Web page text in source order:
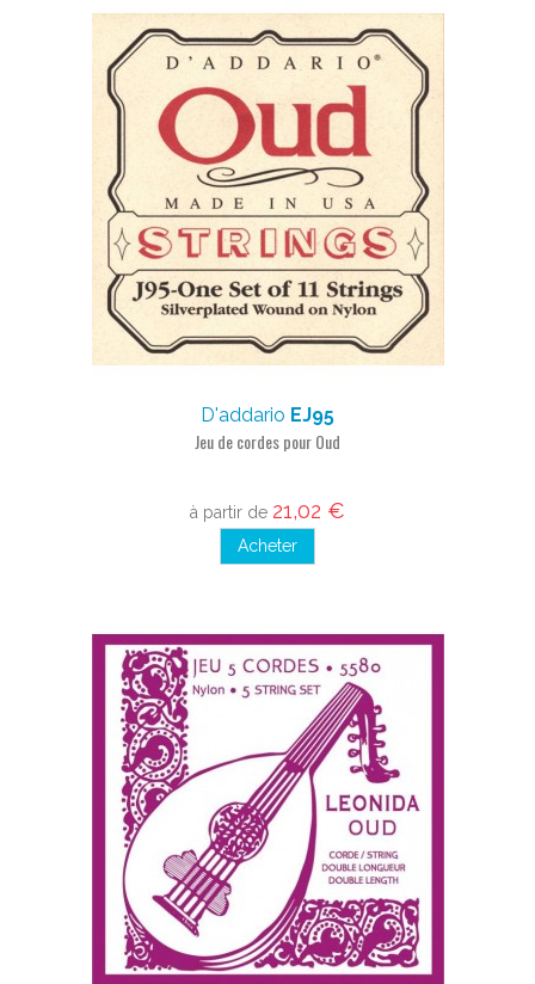
D'addario EJ95
Jeu de cordes pour Oud
à partir de 21,02 €
Acheter